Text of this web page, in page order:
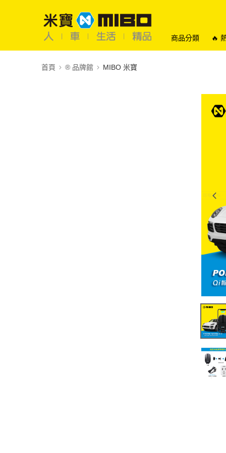
商品分類 🔥
首頁 ®️ 品牌館 MIBO 米寶